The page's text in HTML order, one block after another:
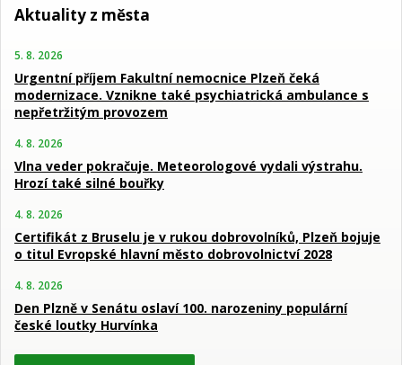
Aktuality z města
5. 8. 2026
Urgentní příjem Fakultní nemocnice Plzeň čeká
modernizace. Vznikne také psychiatrická ambulance s
nepřetržitým provozem
4. 8. 2026
Vlna veder pokračuje. Meteorologové vydali výstrahu.
Hrozí také silné bouřky
4. 8. 2026
Certifikát z Bruselu je v rukou dobrovolníků, Plzeň bojuje
o titul Evropské hlavní město dobrovolnictví 2028
4. 8. 2026
Den Plzně v Senátu oslaví 100. narozeniny populární
české loutky Hurvínka